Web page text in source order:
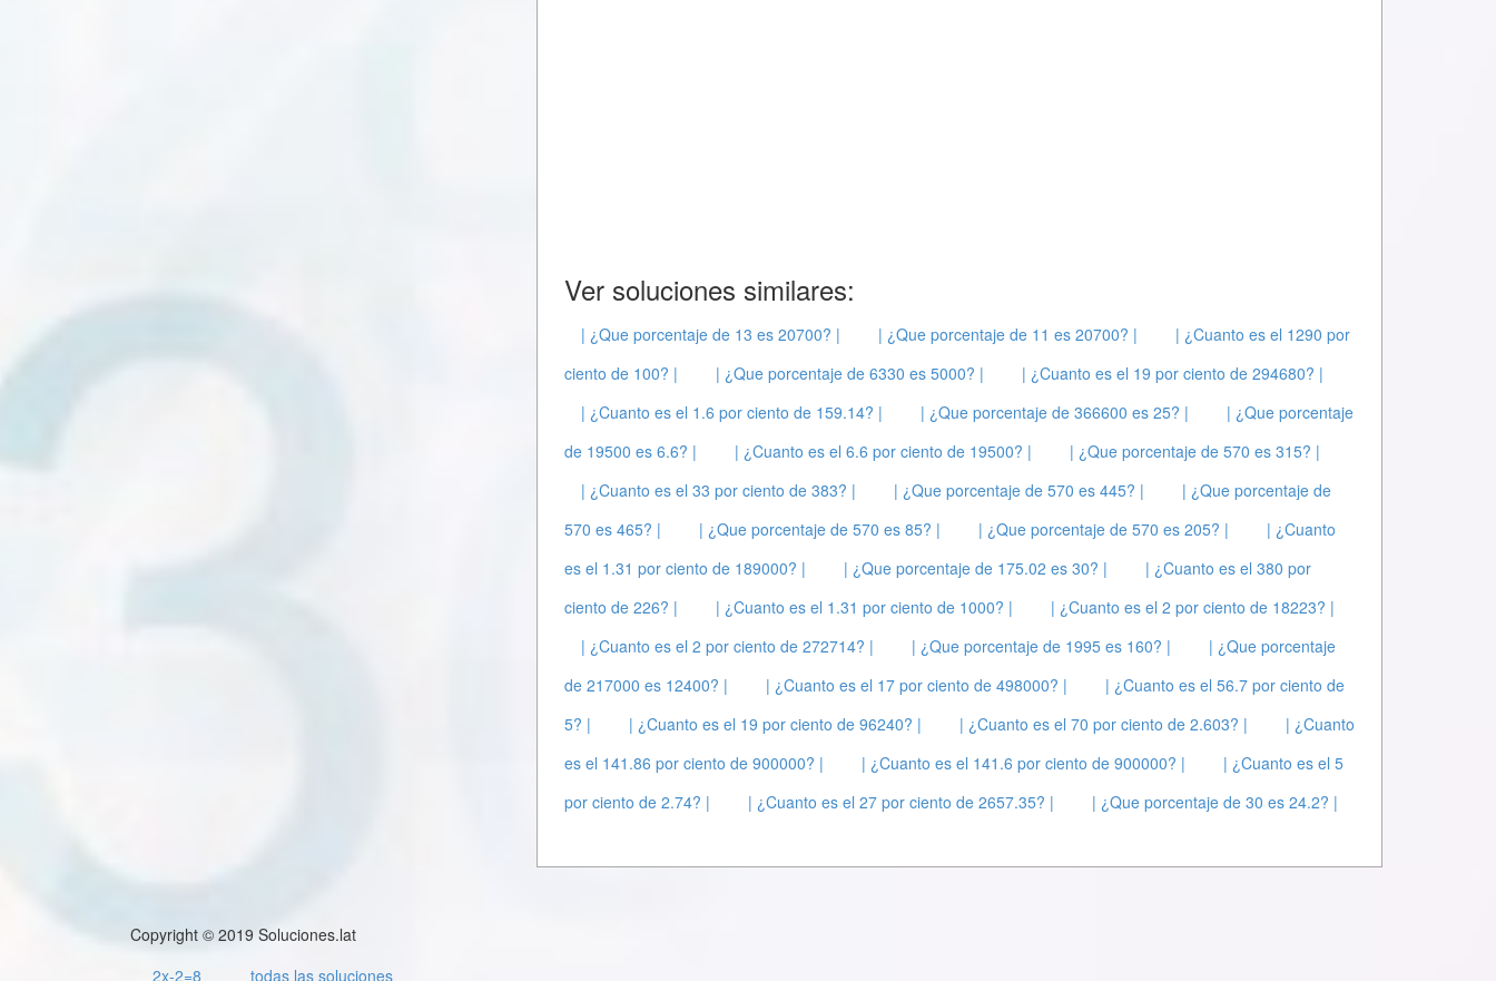
Ver soluciones similares:
| ¿Que porcentaje de 13 es 20700? | | ¿Que porcentaje de 11 es 20700? |
| ¿Cuanto es el 1290 por
ciento de 100? |
| ¿Que porcentaje de 6330 es 5000? |
| ¿Cuanto es el 19 por ciento de 294680? |
| ¿Cuanto es el 1.6 por ciento de 159.14? |
| ¿Que porcentaje de 366600 es 25? |
| ¿Que porcentaje
de 19500 es 6.6? |
| ¿Cuanto es el 6.6 por ciento de 19500? |
| ¿Que porcentaje de 570 es 315? |
| ¿Cuanto es el 33 por ciento de 383? |
| ¿Que porcentaje de 570 es 445? |
| ¿Que porcentaje de
570 es 465? |
| ¿Que porcentaje de 570 es 85? | | ¿Que porcentaje de 570 es 205? |
| ¿Cuanto
es el 1.31 por ciento de 189000? |
| ¿Que porcentaje de 175.02 es 30? |
| ¿Cuanto es el 380 por
ciento de 226? |
| ¿Cuanto es el 1.31 por ciento de 1000? |
| ¿Cuanto es el 2 por ciento de 18223? |
| ¿Cuanto es el 2 por ciento de 272714? |
| ¿Que porcentaje de 1995 es 160? |
| ¿Que porcentaje
de 217000 es 12400? |
| ¿Cuanto es el 17 por ciento de 498000? |
| ¿Cuanto es el 56.7 por ciento de
5? |
| ¿Cuanto es el 19 por ciento de 96240? | | ¿Cuanto es el 70 por ciento de 2.603? |
| ¿Cuanto
es el 141.86 por ciento de 900000? |
| ¿Cuanto es el 141.6 por ciento de 900000? |
| ¿Cuanto es el 5
por ciento de 2.74? |
| ¿Cuanto es el 27 por ciento de 2657.35? | | ¿Que porcentaje de 30 es 24.2? |
Copyright © 2019 Soluciones.lat
2x-2=8
todas las soluciones